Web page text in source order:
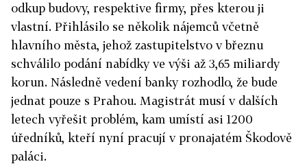
odkup budovy, respektive firmy, přes kterou ji
vlastní. Přihlásilo se několik nájemců včetně
hlavního města, jehož zastupitelstvo v březnu
schválilo podání nabídky ve výši až 3,65 miliardy
korun. Následně vedení banky rozhodlo, že bude
jednat pouze s Prahou. Magistrát musí v dalších
letech vyřešit problém, kam umístí asi 1200
úředníků, kteří nyní pracují v pronajatém Škodově
paláci.